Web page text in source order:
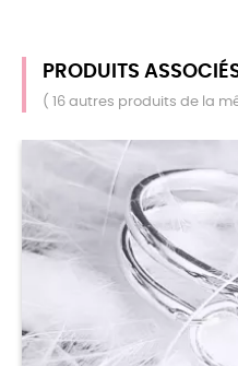
PRODUITS
( 16 autres produits de la